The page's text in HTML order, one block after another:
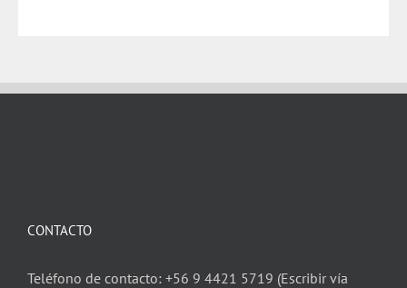
CONTACTO
Teléfono de contacto: +56 9 4421 5719 (Escribir vía